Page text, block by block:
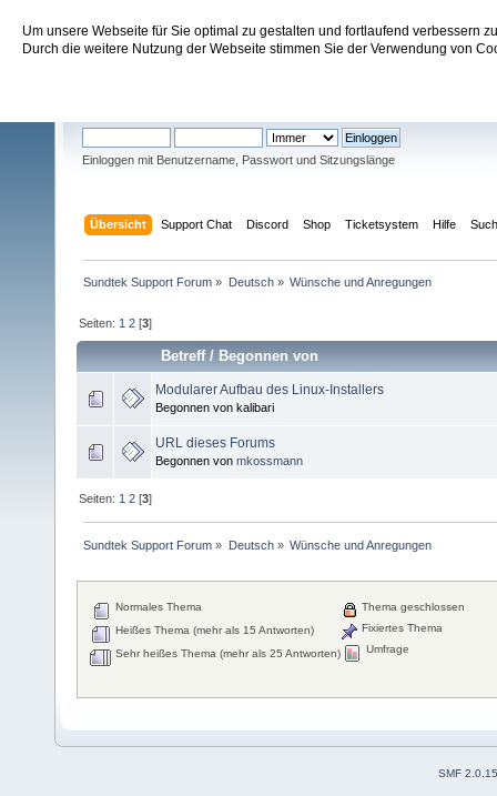
Um unsere Webseite für Sie optimal zu gestalten und fortlaufend verbessern
Durch die weitere Nutzung der Webseite stimmen Sie der Verwendung von
Sundtek Support Forum
Einloggen mit Benutzername, Passwort und Sitzungslänge
Übersicht Support Chat Discord Shop Ticketsystem Hilfe
Sundtek Support Forum » Deutsch» Wünsche und Anregungen
Seiten: 1 2 [3]
Betreff/Begonnen von
Modularer Aufbau des Linux-Installers
Begonnen von kalibari
URL dieses Forums
Begonnen von mkossmann
Seiten: 1 2 [3]
Sundtek Support Forum » Deutsch» Wünsche und Anregungen
Normales Thema
Heißes Thema (mehr als 15 Antworten)
Sehr heißes Thema (mehr als 25 Antworten)
Thema geschlossen
Fixiertes Thema
Umfrage
SMF 2.0.15